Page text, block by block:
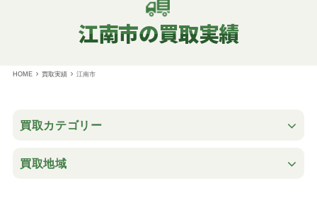
江南市の買取実績
HOME 買取実績 江南市
買取カテゴリー
買取地域